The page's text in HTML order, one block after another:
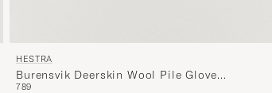
Ihrem
HESTRA
Burensvik Deerskin Wool Pile Glove
Chocolate
789